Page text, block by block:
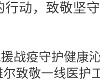
行动，致敬坚